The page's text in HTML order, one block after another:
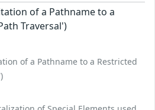
of a Pathname to a
Traversal')
of a Pathname to a Restricted